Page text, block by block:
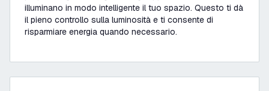
illuminano in modo intelligente il tuo spazio. Questo ti dà
il pieno controllo sulla luminosità e ti consente di
risparmiare energia quando necessario.